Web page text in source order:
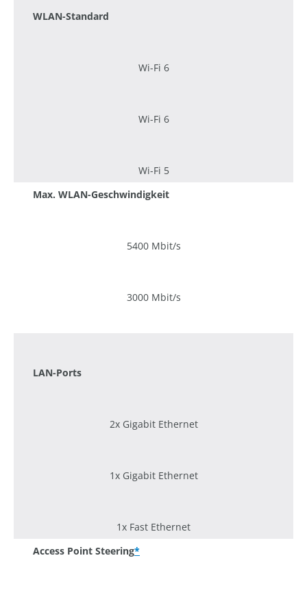
WLAN-Standard
Wi-Fi 6
Wi-Fi 6
Wi-Fi 5
Max. WLAN-Geschwindigkeit
5400 Mbit/s
3000 Mbit/s
LAN-Ports
2x Gigabit Ethernet
1x Gigabit Ethernet
1x Fast Ethernet
Access Point Steering*